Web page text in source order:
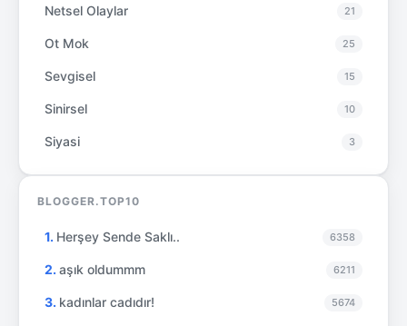
Netsel Olaylar 21
Ot Mok 25
Sevgisel 15
Sinirsel 10
Siyasi 3
BLOGGER.TOP10
Herşey Sende Saklı.. 6358
aşık oldummm 6211
kadınlar cadıdır! 5674